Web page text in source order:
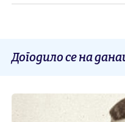
Догодило се на